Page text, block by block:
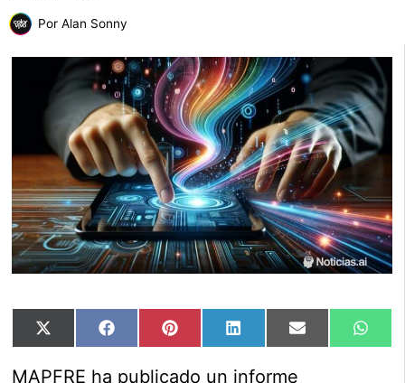
Por Alan Sonny
Compartir
en
X
Compartir
en
FacebookCompartir
en
PinterestCompartir
en
LinkedInCompartir
en
Email
en
MAPFRE ha publicado un informe